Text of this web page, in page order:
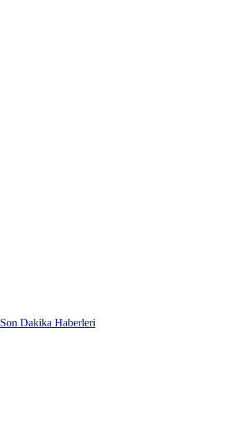
Son Dakika Haberleri